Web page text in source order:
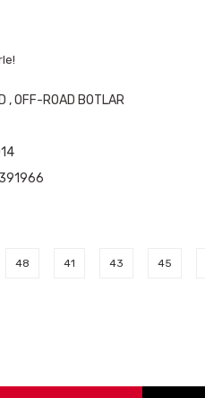
,OFF-ROAD BOTLAR
48 41 43 45